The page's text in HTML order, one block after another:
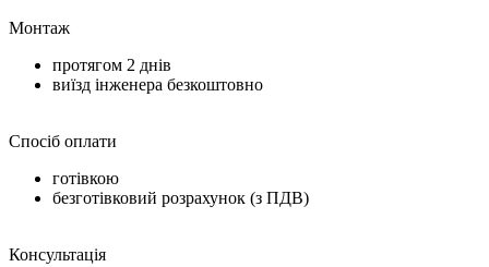
Монтаж
протягом 2 днів
виїзд інженера безкоштовно
Спосіб оплати
готівкою
безготівковий розрахунок (з ПДВ)
Консультація